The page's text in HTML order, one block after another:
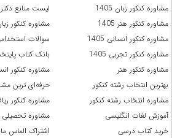
مشاوره کنکور زبان 1405
لیست منابع دکتری
مشاوره کنکور هنر 1405
مشاوره کنکور
مشاوره کنکور انسانی 1405
سوالات
مشاوره کنکور تجربی 1405
بانک کتاب
مشاوره کنکور هنر
مشاوره کنکور
بهترین انتخاب رشته کنکور
حرفه‌ای ترین
مشاوره انتخاب رشته کنکور
مشاوره کنکور
آموزش لغات انگلیسی
مشاوره تحصیلی
خرید کتاب درسی
اشتراک الماس